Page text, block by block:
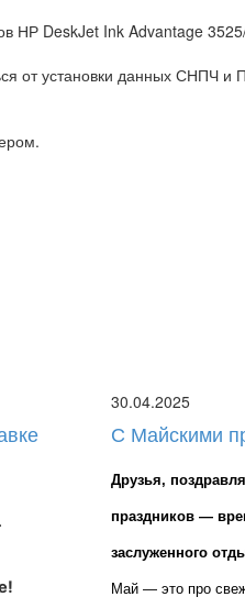
DeskJet Ink Advantage 3525/
от установки данных СНПЧ и
.
30.04.2025
С Майскими
Друзья,
праздников —
заслуженного
Май — это про